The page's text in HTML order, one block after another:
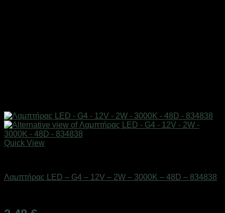
Quick View
Λαμπτήρας LED – G4 – 12V – 2W – 3000K – 48D – 834838